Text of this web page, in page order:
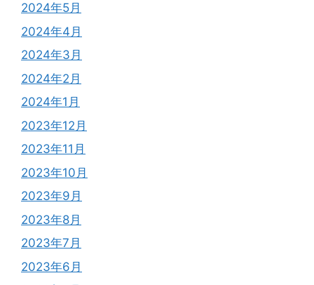
2024年5月
2024年4月
2024年3月
2024年2月
2024年1月
2023年12月
2023年11月
2023年10月
2023年9月
2023年8月
2023年7月
2023年6月